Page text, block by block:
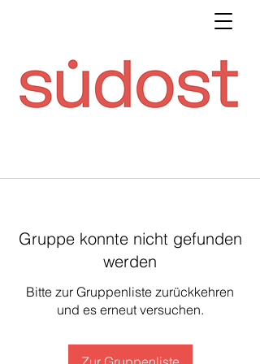
Gruppe konnte nicht gefunden
werden
Bitte zur Gruppenliste zurückkehren
und es erneut versuchen.